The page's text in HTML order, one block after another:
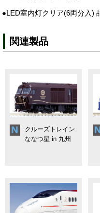
●LED室内灯クリア(6両分入)
関連製品
クルーズトレイン
ななつ星 in 九州